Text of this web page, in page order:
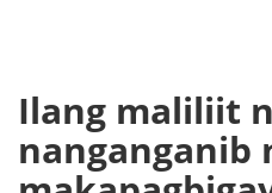
Ilang maliliit
nanganganib